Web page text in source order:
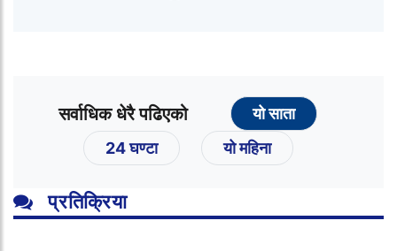
सर्वाधिक धेरै पढिएको
यो साता
24 घण्टा
यो महिना
प्रतिक्रिया